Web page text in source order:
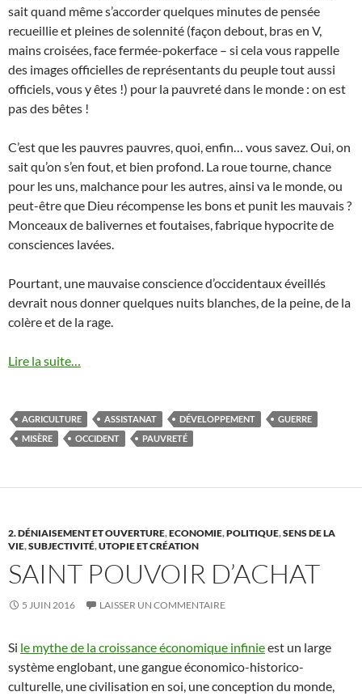
sait quand même s’accorder quelques minutes de pensée
recueillie et pleines de solennité (façon debout, bras en V,
mains croisées, face fermée-pokerface – si cela vous rappelle
des images officielles de représentants du peuple tout aussi
officiels, vous y êtes !) pour la pauvreté dans le monde : on est
pas des bêtes !
C’est que les pauvres pauvres, quoi, enfin… vous savez. Oui, on
sait qu’on s’en fout, et bien profond. La roue tourne, chance
pour les uns, malchance pour les autres, ainsi va le monde, ou
peut-être que Dieu récompense les bons et punit les mauvais ?
Monceaux de balivernes et foutaises, fabrique hypocrite de
consciences lavées.
Pourtant, une mauvaise conscience d’occidentaux éveillés
devrait nous donner quelques nuits blanches, de la peine, de la
colère et de la rage.
Lire la suite…
AGRICULTURE ASSISTANAT DÉVELOPPEMENT
GUERRE
MISÈRE
OCCIDENT PAUVRETÉ
2. DÉNIAISEMENT ET OUVERTURE,ECONOMIE,POLITIQUE,SENS DE LA
VIE,SUBJECTIVITÉ,UTOPIE ET CRÉATION
SAINT POUVOIR D’ACHAT
5 JUIN 2016 LAISSER UN COMMENTAIRE
Si le mythe de la croissance économique infinieest un large
système englobant, une gangue économico-historico-
culturelle, une civilisation en soi, une conception du monde,